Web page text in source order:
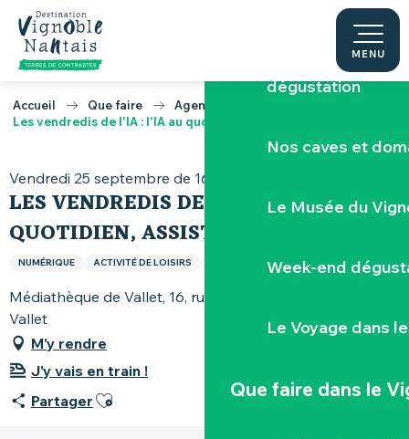
Aller
contenu
principal
MENU
Escape
Réserver une
dégustation
Nos caves et
Le Musée du
Week-end
Le Voyage dans
Que faire dans le
Accueil Que faire
Agenda
Les vendredis de l'IA : l'IA au quotidien, assistant ou espion ?
Vendredi 25 septembre de 16:30 à 18:00
LES VENDREDIS DE L'IA : L'IA AU
QUOTIDIEN, ASSISTANT OU ESPION ?
NUMÉRIQUE ACTIVITÉ DE LOISIRS LOISIRS ET SPORTS
Médiathèque de Vallet, 16, rue Émile-Gabory, 44330
Vallet
M'y rendre
J'y vais en train !
Partager Ajouter aux favoris